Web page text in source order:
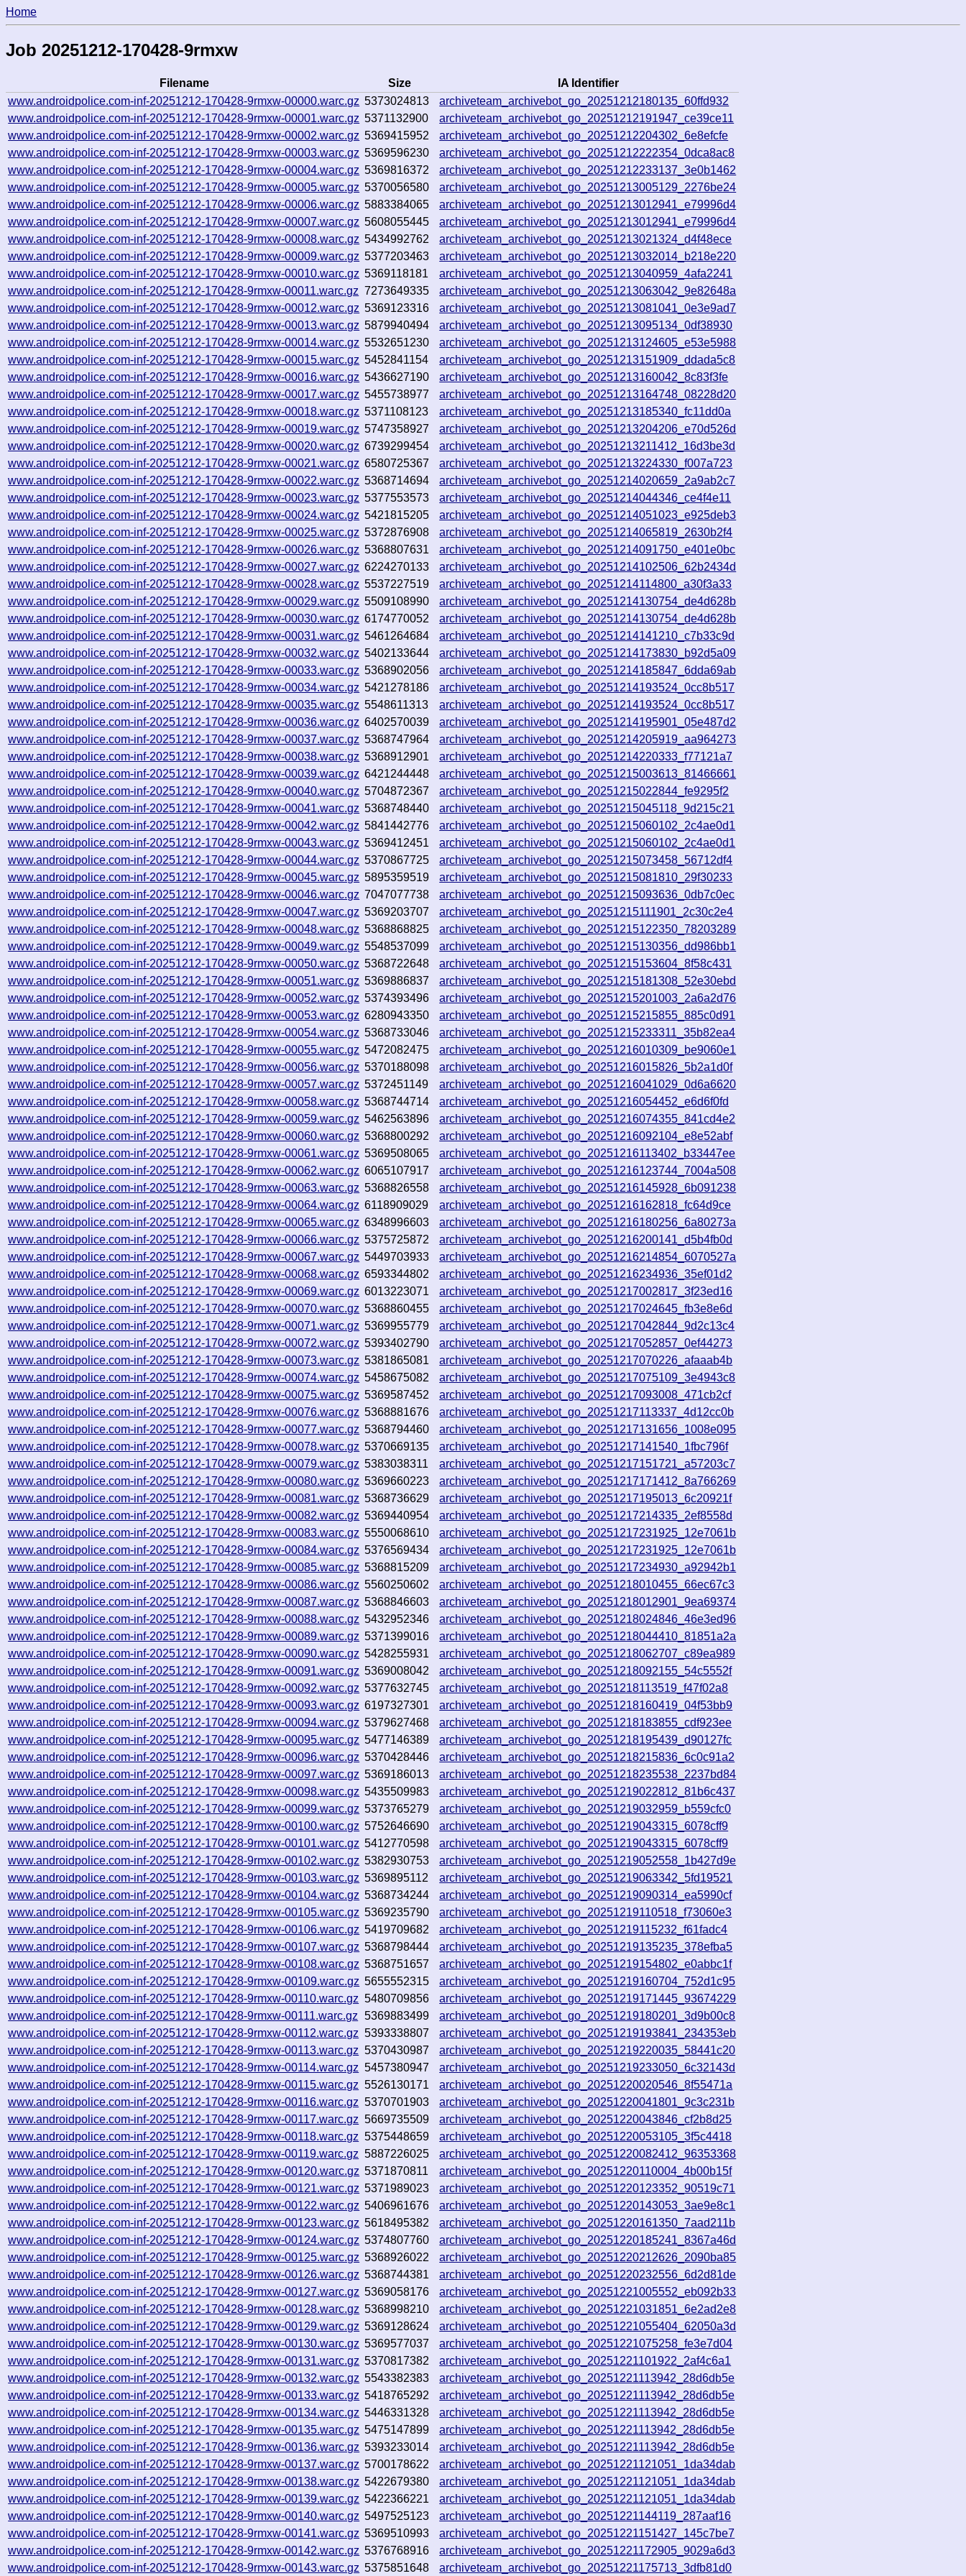
Home
Job 20251212-170428-9rmxw
Filename Size
IA Identifier
www.androidpolice.com-inf-20251212-170428-9rmxw-00000.warc.gz 5373024813
archiveteam_archivebot_go_20251212180135_60ffd932
www.androidpolice.com-inf-20251212-170428-9rmxw-00001.warc.gz 5371132900
archiveteam_archivebot_go_20251212191947_ce39ce11
www.androidpolice.com-inf-20251212-170428-9rmxw-00002.warc.gz 5369415952
archiveteam_archivebot_go_20251212204302_6e8efcfe
www.androidpolice.com-inf-20251212-170428-9rmxw-00003.warc.gz 5369596230
archiveteam_archivebot_go_20251212222354_0dca8ac8
www.androidpolice.com-inf-20251212-170428-9rmxw-00004.warc.gz 5369816372
archiveteam_archivebot_go_20251212233137_3e0b1462
www.androidpolice.com-inf-20251212-170428-9rmxw-00005.warc.gz 5370056580
archiveteam_archivebot_go_20251213005129_2276be24
www.androidpolice.com-inf-20251212-170428-9rmxw-00006.warc.gz 5883384065
archiveteam_archivebot_go_20251213012941_e79996d4
www.androidpolice.com-inf-20251212-170428-9rmxw-00007.warc.gz 5608055445
archiveteam_archivebot_go_20251213012941_e79996d4
www.androidpolice.com-inf-20251212-170428-9rmxw-00008.warc.gz 5434992762
archiveteam_archivebot_go_20251213021324_d4f48ece
www.androidpolice.com-inf-20251212-170428-9rmxw-00009.warc.gz 5377203463
archiveteam_archivebot_go_20251213032014_b218e220
www.androidpolice.com-inf-20251212-170428-9rmxw-00010.warc.gz 5369118181
archiveteam_archivebot_go_20251213040959_4afa2241
www.androidpolice.com-inf-20251212-170428-9rmxw-00011.warc.gz 7273649335
archiveteam_archivebot_go_20251213063042_9e82648a
www.androidpolice.com-inf-20251212-170428-9rmxw-00012.warc.gz 5369123316
archiveteam_archivebot_go_20251213081041_0e3e9ad7
www.androidpolice.com-inf-20251212-170428-9rmxw-00013.warc.gz 5879940494
archiveteam_archivebot_go_20251213095134_0df38930
www.androidpolice.com-inf-20251212-170428-9rmxw-00014.warc.gz 5532651230
archiveteam_archivebot_go_20251213124605_e53e5988
www.androidpolice.com-inf-20251212-170428-9rmxw-00015.warc.gz 5452841154
archiveteam_archivebot_go_20251213151909_ddada5c8
www.androidpolice.com-inf-20251212-170428-9rmxw-00016.warc.gz 5436627190
archiveteam_archivebot_go_20251213160042_8c83f3fe
www.androidpolice.com-inf-20251212-170428-9rmxw-00017.warc.gz 5455738977
archiveteam_archivebot_go_20251213164748_08228d20
www.androidpolice.com-inf-20251212-170428-9rmxw-00018.warc.gz 5371108123
archiveteam_archivebot_go_20251213185340_fc11dd0a
www.androidpolice.com-inf-20251212-170428-9rmxw-00019.warc.gz 5747358927
archiveteam_archivebot_go_20251213204206_e70d526d
www.androidpolice.com-inf-20251212-170428-9rmxw-00020.warc.gz 6739299454
archiveteam_archivebot_go_20251213211412_16d3be3d
www.androidpolice.com-inf-20251212-170428-9rmxw-00021.warc.gz 6580725367
archiveteam_archivebot_go_20251213224330_f007a723
www.androidpolice.com-inf-20251212-170428-9rmxw-00022.warc.gz 5368714694
archiveteam_archivebot_go_20251214020659_2a9ab2c7
www.androidpolice.com-inf-20251212-170428-9rmxw-00023.warc.gz 5377553573
archiveteam_archivebot_go_20251214044346_ce4f4e11
www.androidpolice.com-inf-20251212-170428-9rmxw-00024.warc.gz 5421815205
archiveteam_archivebot_go_20251214051023_e925deb3
www.androidpolice.com-inf-20251212-170428-9rmxw-00025.warc.gz 5372876908
archiveteam_archivebot_go_20251214065819_2630b2f4
www.androidpolice.com-inf-20251212-170428-9rmxw-00026.warc.gz 5368807631
archiveteam_archivebot_go_20251214091750_e401e0bc
www.androidpolice.com-inf-20251212-170428-9rmxw-00027.warc.gz 6224270133
archiveteam_archivebot_go_20251214102506_62b2434d
www.androidpolice.com-inf-20251212-170428-9rmxw-00028.warc.gz 5537227519
archiveteam_archivebot_go_20251214114800_a30f3a33
www.androidpolice.com-inf-20251212-170428-9rmxw-00029.warc.gz 5509108990
archiveteam_archivebot_go_20251214130754_de4d628b
www.androidpolice.com-inf-20251212-170428-9rmxw-00030.warc.gz 6174770052
archiveteam_archivebot_go_20251214130754_de4d628b
www.androidpolice.com-inf-20251212-170428-9rmxw-00031.warc.gz 5461264684
archiveteam_archivebot_go_20251214141210_c7b33c9d
www.androidpolice.com-inf-20251212-170428-9rmxw-00032.warc.gz 5402133644
archiveteam_archivebot_go_20251214173830_b92d5a09
www.androidpolice.com-inf-20251212-170428-9rmxw-00033.warc.gz 5368902056
archiveteam_archivebot_go_20251214185847_6dda69ab
www.androidpolice.com-inf-20251212-170428-9rmxw-00034.warc.gz 5421278186
archiveteam_archivebot_go_20251214193524_0cc8b517
www.androidpolice.com-inf-20251212-170428-9rmxw-00035.warc.gz 5548611313
archiveteam_archivebot_go_20251214193524_0cc8b517
www.androidpolice.com-inf-20251212-170428-9rmxw-00036.warc.gz 6402570039
archiveteam_archivebot_go_20251214195901_05e487d2
www.androidpolice.com-inf-20251212-170428-9rmxw-00037.warc.gz 5368747964
archiveteam_archivebot_go_20251214205919_aa964273
www.androidpolice.com-inf-20251212-170428-9rmxw-00038.warc.gz 5368912901
archiveteam_archivebot_go_20251214220333_f77121a7
www.androidpolice.com-inf-20251212-170428-9rmxw-00039.warc.gz 6421244448
archiveteam_archivebot_go_20251215003613_81466661
www.androidpolice.com-inf-20251212-170428-9rmxw-00040.warc.gz 5704872367
archiveteam_archivebot_go_20251215022844_fe9295f2
www.androidpolice.com-inf-20251212-170428-9rmxw-00041.warc.gz 5368748440
archiveteam_archivebot_go_20251215045118_9d215c21
www.androidpolice.com-inf-20251212-170428-9rmxw-00042.warc.gz 5841442776
archiveteam_archivebot_go_20251215060102_2c4ae0d1
www.androidpolice.com-inf-20251212-170428-9rmxw-00043.warc.gz 5369412451
archiveteam_archivebot_go_20251215060102_2c4ae0d1
www.androidpolice.com-inf-20251212-170428-9rmxw-00044.warc.gz 5370867725
archiveteam_archivebot_go_20251215073458_56712df4
www.androidpolice.com-inf-20251212-170428-9rmxw-00045.warc.gz 5895359519
archiveteam_archivebot_go_20251215081810_29f30233
www.androidpolice.com-inf-20251212-170428-9rmxw-00046.warc.gz 7047077738
archiveteam_archivebot_go_20251215093636_0db7c0ec
www.androidpolice.com-inf-20251212-170428-9rmxw-00047.warc.gz 5369203707
archiveteam_archivebot_go_20251215111901_2c30c2e4
www.androidpolice.com-inf-20251212-170428-9rmxw-00048.warc.gz 5368868825
archiveteam_archivebot_go_20251215122350_78203289
www.androidpolice.com-inf-20251212-170428-9rmxw-00049.warc.gz 5548537099
archiveteam_archivebot_go_20251215130356_dd986bb1
www.androidpolice.com-inf-20251212-170428-9rmxw-00050.warc.gz 5368722648
archiveteam_archivebot_go_20251215153604_8f58c431
www.androidpolice.com-inf-20251212-170428-9rmxw-00051.warc.gz 5369886837
archiveteam_archivebot_go_20251215181308_52e30ebd
www.androidpolice.com-inf-20251212-170428-9rmxw-00052.warc.gz 5374393496
archiveteam_archivebot_go_20251215201003_2a6a2d76
www.androidpolice.com-inf-20251212-170428-9rmxw-00053.warc.gz 6280943350
archiveteam_archivebot_go_20251215215855_885c0d91
www.androidpolice.com-inf-20251212-170428-9rmxw-00054.warc.gz 5368733046
archiveteam_archivebot_go_20251215233311_35b82ea4
www.androidpolice.com-inf-20251212-170428-9rmxw-00055.warc.gz 5472082475
archiveteam_archivebot_go_20251216010309_be9060e1
www.androidpolice.com-inf-20251212-170428-9rmxw-00056.warc.gz 5370188098
archiveteam_archivebot_go_20251216015826_5b2a1d0f
www.androidpolice.com-inf-20251212-170428-9rmxw-00057.warc.gz 5372451149
archiveteam_archivebot_go_20251216041029_0d6a6620
www.androidpolice.com-inf-20251212-170428-9rmxw-00058.warc.gz 5368744714
archiveteam_archivebot_go_20251216054452_e6d6f0fd
www.androidpolice.com-inf-20251212-170428-9rmxw-00059.warc.gz 5462563896
archiveteam_archivebot_go_20251216074355_841cd4e2
www.androidpolice.com-inf-20251212-170428-9rmxw-00060.warc.gz 5368800292
archiveteam_archivebot_go_20251216092104_e8e52abf
www.androidpolice.com-inf-20251212-170428-9rmxw-00061.warc.gz 5369508065
archiveteam_archivebot_go_20251216113402_b33447ee
www.androidpolice.com-inf-20251212-170428-9rmxw-00062.warc.gz 6065107917
archiveteam_archivebot_go_20251216123744_7004a508
www.androidpolice.com-inf-20251212-170428-9rmxw-00063.warc.gz 5368826558
archiveteam_archivebot_go_20251216145928_6b091238
www.androidpolice.com-inf-20251212-170428-9rmxw-00064.warc.gz 6118909029
archiveteam_archivebot_go_20251216162818_fc64d9ce
www.androidpolice.com-inf-20251212-170428-9rmxw-00065.warc.gz 6348996603
archiveteam_archivebot_go_20251216180256_6a80273a
www.androidpolice.com-inf-20251212-170428-9rmxw-00066.warc.gz 5375725872
archiveteam_archivebot_go_20251216200141_d5b4fb0d
www.androidpolice.com-inf-20251212-170428-9rmxw-00067.warc.gz 5449703933
archiveteam_archivebot_go_20251216214854_6070527a
www.androidpolice.com-inf-20251212-170428-9rmxw-00068.warc.gz 6593344802
archiveteam_archivebot_go_20251216234936_35ef01d2
www.androidpolice.com-inf-20251212-170428-9rmxw-00069.warc.gz 6013223071
archiveteam_archivebot_go_20251217002817_3f23ed16
www.androidpolice.com-inf-20251212-170428-9rmxw-00070.warc.gz 5368860455
archiveteam_archivebot_go_20251217024645_fb3e8e6d
www.androidpolice.com-inf-20251212-170428-9rmxw-00071.warc.gz 5369955779
archiveteam_archivebot_go_20251217042844_9d2c13c4
www.androidpolice.com-inf-20251212-170428-9rmxw-00072.warc.gz 5393402790
archiveteam_archivebot_go_20251217052857_0ef44273
www.androidpolice.com-inf-20251212-170428-9rmxw-00073.warc.gz 5381865081
archiveteam_archivebot_go_20251217070226_afaaab4b
www.androidpolice.com-inf-20251212-170428-9rmxw-00074.warc.gz 5458675082
archiveteam_archivebot_go_20251217075109_3e4943c8
www.androidpolice.com-inf-20251212-170428-9rmxw-00075.warc.gz 5369587452
archiveteam_archivebot_go_20251217093008_471cb2cf
www.androidpolice.com-inf-20251212-170428-9rmxw-00076.warc.gz 5368881676
archiveteam_archivebot_go_20251217113337_4d12cc0b
www.androidpolice.com-inf-20251212-170428-9rmxw-00077.warc.gz 5368794460
archiveteam_archivebot_go_20251217131656_1008e095
www.androidpolice.com-inf-20251212-170428-9rmxw-00078.warc.gz 5370669135
archiveteam_archivebot_go_20251217141540_1fbc796f
www.androidpolice.com-inf-20251212-170428-9rmxw-00079.warc.gz 5383038311
archiveteam_archivebot_go_20251217151721_a57203c7
www.androidpolice.com-inf-20251212-170428-9rmxw-00080.warc.gz 5369660223
archiveteam_archivebot_go_20251217171412_8a766269
www.androidpolice.com-inf-20251212-170428-9rmxw-00081.warc.gz 5368736629
archiveteam_archivebot_go_20251217195013_6c20921f
www.androidpolice.com-inf-20251212-170428-9rmxw-00082.warc.gz 5369440954
archiveteam_archivebot_go_20251217214335_2ef8558d
www.androidpolice.com-inf-20251212-170428-9rmxw-00083.warc.gz 5550068610
archiveteam_archivebot_go_20251217231925_12e7061b
www.androidpolice.com-inf-20251212-170428-9rmxw-00084.warc.gz 5376569434
archiveteam_archivebot_go_20251217231925_12e7061b
www.androidpolice.com-inf-20251212-170428-9rmxw-00085.warc.gz 5368815209
archiveteam_archivebot_go_20251217234930_a92942b1
www.androidpolice.com-inf-20251212-170428-9rmxw-00086.warc.gz 5560250602
archiveteam_archivebot_go_20251218010455_66ec67c3
www.androidpolice.com-inf-20251212-170428-9rmxw-00087.warc.gz 5368846603
archiveteam_archivebot_go_20251218012901_9ea69374
www.androidpolice.com-inf-20251212-170428-9rmxw-00088.warc.gz 5432952346
archiveteam_archivebot_go_20251218024846_46e3ed96
www.androidpolice.com-inf-20251212-170428-9rmxw-00089.warc.gz 5371399016
archiveteam_archivebot_go_20251218044410_81851a2a
www.androidpolice.com-inf-20251212-170428-9rmxw-00090.warc.gz 5428255931
archiveteam_archivebot_go_20251218062707_c89ea989
www.androidpolice.com-inf-20251212-170428-9rmxw-00091.warc.gz 5369008042
archiveteam_archivebot_go_20251218092155_54c5552f
www.androidpolice.com-inf-20251212-170428-9rmxw-00092.warc.gz 5377632745
archiveteam_archivebot_go_20251218113519_f47f02a8
www.androidpolice.com-inf-20251212-170428-9rmxw-00093.warc.gz 6197327301
archiveteam_archivebot_go_20251218160419_04f53bb9
www.androidpolice.com-inf-20251212-170428-9rmxw-00094.warc.gz 5379627468
archiveteam_archivebot_go_20251218183855_cdf923ee
www.androidpolice.com-inf-20251212-170428-9rmxw-00095.warc.gz 5477146389
archiveteam_archivebot_go_20251218195439_d90127fc
www.androidpolice.com-inf-20251212-170428-9rmxw-00096.warc.gz 5370428446
archiveteam_archivebot_go_20251218215836_6c0c91a2
www.androidpolice.com-inf-20251212-170428-9rmxw-00097.warc.gz 5369186013
archiveteam_archivebot_go_20251218235538_2237bd84
www.androidpolice.com-inf-20251212-170428-9rmxw-00098.warc.gz 5435509983
archiveteam_archivebot_go_20251219022812_81b6c437
www.androidpolice.com-inf-20251212-170428-9rmxw-00099.warc.gz 5373765279
archiveteam_archivebot_go_20251219032959_b559cfc0
www.androidpolice.com-inf-20251212-170428-9rmxw-00100.warc.gz 5752646690
archiveteam_archivebot_go_20251219043315_6078cff9
www.androidpolice.com-inf-20251212-170428-9rmxw-00101.warc.gz 5412770598
archiveteam_archivebot_go_20251219043315_6078cff9
www.androidpolice.com-inf-20251212-170428-9rmxw-00102.warc.gz 5382930753
archiveteam_archivebot_go_20251219052558_1b427d9e
www.androidpolice.com-inf-20251212-170428-9rmxw-00103.warc.gz 5369895112
archiveteam_archivebot_go_20251219063342_5fd19521
www.androidpolice.com-inf-20251212-170428-9rmxw-00104.warc.gz 5368734244
archiveteam_archivebot_go_20251219090314_ea5990cf
www.androidpolice.com-inf-20251212-170428-9rmxw-00105.warc.gz 5369235790
archiveteam_archivebot_go_20251219110518_f73060e3
www.androidpolice.com-inf-20251212-170428-9rmxw-00106.warc.gz 5419709682
archiveteam_archivebot_go_20251219115232_f61fadc4
www.androidpolice.com-inf-20251212-170428-9rmxw-00107.warc.gz 5368798444
archiveteam_archivebot_go_20251219135235_378efba5
www.androidpolice.com-inf-20251212-170428-9rmxw-00108.warc.gz 5368751657
archiveteam_archivebot_go_20251219154802_e0abbc1f
www.androidpolice.com-inf-20251212-170428-9rmxw-00109.warc.gz 5655552315
archiveteam_archivebot_go_20251219160704_752d1c95
www.androidpolice.com-inf-20251212-170428-9rmxw-00110.warc.gz 5480709856
archiveteam_archivebot_go_20251219171445_93674229
www.androidpolice.com-inf-20251212-170428-9rmxw-00111.warc.gz 5369883499
archiveteam_archivebot_go_20251219180201_3d9b00c8
www.androidpolice.com-inf-20251212-170428-9rmxw-00112.warc.gz 5393338807
archiveteam_archivebot_go_20251219193841_234353eb
www.androidpolice.com-inf-20251212-170428-9rmxw-00113.warc.gz 5370430987
archiveteam_archivebot_go_20251219220035_58441c20
www.androidpolice.com-inf-20251212-170428-9rmxw-00114.warc.gz 5457380947
archiveteam_archivebot_go_20251219233050_6c32143d
www.androidpolice.com-inf-20251212-170428-9rmxw-00115.warc.gz 5526130171
archiveteam_archivebot_go_20251220020546_8f55471a
www.androidpolice.com-inf-20251212-170428-9rmxw-00116.warc.gz 5370701903
archiveteam_archivebot_go_20251220041801_9c3c231b
www.androidpolice.com-inf-20251212-170428-9rmxw-00117.warc.gz 5669735509
archiveteam_archivebot_go_20251220043846_cf2b8d25
www.androidpolice.com-inf-20251212-170428-9rmxw-00118.warc.gz 5375448659
archiveteam_archivebot_go_20251220053105_3f5c4418
www.androidpolice.com-inf-20251212-170428-9rmxw-00119.warc.gz 5887226025
archiveteam_archivebot_go_20251220082412_96353368
www.androidpolice.com-inf-20251212-170428-9rmxw-00120.warc.gz 5371870811
archiveteam_archivebot_go_20251220110004_4b00b15f
www.androidpolice.com-inf-20251212-170428-9rmxw-00121.warc.gz 5371989023
archiveteam_archivebot_go_20251220123352_90519c71
www.androidpolice.com-inf-20251212-170428-9rmxw-00122.warc.gz 5406961676
archiveteam_archivebot_go_20251220143053_3ae9e8c1
www.androidpolice.com-inf-20251212-170428-9rmxw-00123.warc.gz 5618495382
archiveteam_archivebot_go_20251220161350_7aad211b
www.androidpolice.com-inf-20251212-170428-9rmxw-00124.warc.gz 5374807760
archiveteam_archivebot_go_20251220185241_8367a46d
www.androidpolice.com-inf-20251212-170428-9rmxw-00125.warc.gz 5368926022
archiveteam_archivebot_go_20251220212626_2090ba85
www.androidpolice.com-inf-20251212-170428-9rmxw-00126.warc.gz 5368744381
archiveteam_archivebot_go_20251220232556_6d2d81de
www.androidpolice.com-inf-20251212-170428-9rmxw-00127.warc.gz 5369058176
archiveteam_archivebot_go_20251221005552_eb092b33
www.androidpolice.com-inf-20251212-170428-9rmxw-00128.warc.gz 5368998210
archiveteam_archivebot_go_20251221031851_6e2ad2e8
www.androidpolice.com-inf-20251212-170428-9rmxw-00129.warc.gz 5369128624
archiveteam_archivebot_go_20251221055404_62050a3d
www.androidpolice.com-inf-20251212-170428-9rmxw-00130.warc.gz 5369577037
archiveteam_archivebot_go_20251221075258_fe3e7d04
www.androidpolice.com-inf-20251212-170428-9rmxw-00131.warc.gz 5370817382
archiveteam_archivebot_go_20251221101922_2af4c6a1
www.androidpolice.com-inf-20251212-170428-9rmxw-00132.warc.gz 5543382383
archiveteam_archivebot_go_20251221113942_28d6db5e
www.androidpolice.com-inf-20251212-170428-9rmxw-00133.warc.gz 5418765292
archiveteam_archivebot_go_20251221113942_28d6db5e
www.androidpolice.com-inf-20251212-170428-9rmxw-00134.warc.gz 5446331328
archiveteam_archivebot_go_20251221113942_28d6db5e
www.androidpolice.com-inf-20251212-170428-9rmxw-00135.warc.gz 5475147899
archiveteam_archivebot_go_20251221113942_28d6db5e
www.androidpolice.com-inf-20251212-170428-9rmxw-00136.warc.gz 5393233014
archiveteam_archivebot_go_20251221113942_28d6db5e
www.androidpolice.com-inf-20251212-170428-9rmxw-00137.warc.gz 5700178622
archiveteam_archivebot_go_20251221121051_1da34dab
www.androidpolice.com-inf-20251212-170428-9rmxw-00138.warc.gz 5422679380
archiveteam_archivebot_go_20251221121051_1da34dab
www.androidpolice.com-inf-20251212-170428-9rmxw-00139.warc.gz 5422366221
archiveteam_archivebot_go_20251221121051_1da34dab
www.androidpolice.com-inf-20251212-170428-9rmxw-00140.warc.gz 5497525123
archiveteam_archivebot_go_20251221144119_287aaf16
www.androidpolice.com-inf-20251212-170428-9rmxw-00141.warc.gz 5369510993
archiveteam_archivebot_go_20251221151427_145c7be7
www.androidpolice.com-inf-20251212-170428-9rmxw-00142.warc.gz 5376768916
archiveteam_archivebot_go_20251221172905_9029a6d3
www.androidpolice.com-inf-20251212-170428-9rmxw-00143.warc.gz 5375851648 archiveteam_archivebot_go_20251221175713_3dfb81d0